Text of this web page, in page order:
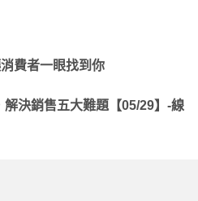
費者一眼找到你
決銷售五大難題【05/29】-線